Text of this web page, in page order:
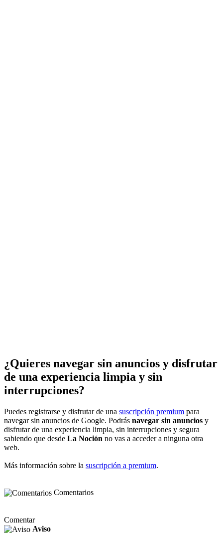
¿Quieres navegar sin anuncios y disfrutar
de una experiencia limpia y sin
interrupciones?
Puedes registrarse y disfrutar de una suscripción premium para
navegar sin anuncios de Google. Podrás navegar sin anuncios y
disfrutar de una experiencia limpia, sin interrupciones y segura
sabiendo que desde La Noción no vas a acceder a ninguna otra
web.
Más información sobre la suscripción a premium.
Comentarios
Comentar
Aviso